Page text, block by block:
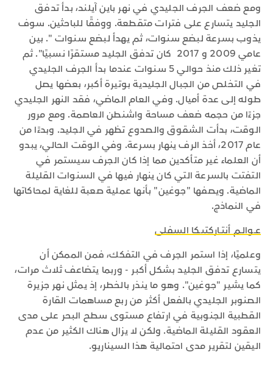
ومع ضعف الجرف الجليدي في نهر باين آيلند، بدأ تدفق
الجليد يتسارع على فترات متقطعة. ووفقًا للباحثين. سوف
يذوب بسرعة لبضع سنوات، ثم يهدأ لبضع سنوات ". بين
عامي 2009 و 2017 كان تدفق الجليد مستقرًا نسبيًا". ثم
تغير ذلك منذ حوالي 5 سنوات عندما بدأ الجرف الجليدي
في التخلص من الجبال الجليدية بوتيرة أكبر، بعضها يصل
طوله إلى عدة أميال. وفي العام الماضي، فقد النهر الجليدي
جزءًا من حجمه ضعف مساحة واشنطن العاصمة. ومع مرور
الوقت، بدأت الشقوق والصدوع تظهر في الجليد. وبدءًا من
عام 2017، أخذ الرف ينهار بسرعة. وفي الوقت الحالي، يبدو
أن العلماء غير متأكدين مما إذا كان الجرف سيستمر في
التفتت بالسرعة التي كان ينهار فيها في السنوات القليلة
الماضية. ويصفها "جوغين" بأنها عملية صعبة للغاية لمحاكاتها
في النماذج.
عـوالـم أنتـاركتيـكا السفلى
وعلميًا، إذا استمر الجرف في التفكك، فمن الممكن أن
يتسارع تدفق الجليد بشكل أكبر - وربما يتضاعف ثلاث مرات،
كما يشير "جوغين". وهو ما ينذر بالخطر، إذ يمثل نهر جزيرة
الصنوبر الجليدي بالفعل أكثر من ربع مساهمات القارة
القطبية الجنوبية في ارتفاع مستوى سطح البحر على مدى
العقود القليلة الماضية. ولكن لا يزال هناك الكثير من عدم
اليقين لتقرير مدى احتمالية هذا السيناريو.